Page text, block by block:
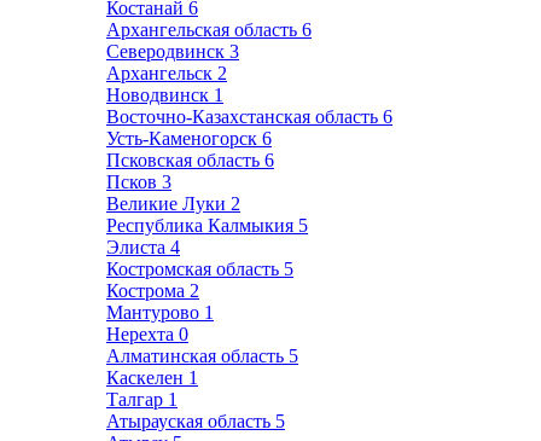
Костанай 6
Архангельская область 6
Северодвинск 3
Архангельск 2
Новодвинск 1
Восточно-Казахстанская область 6
Усть-Каменогорск 6
Псковская область 6
Псков 3
Великие Луки 2
Республика Калмыкия 5
Элиста 4
Костромская область 5
Кострома 2
Мантурово 1
Нерехта 0
Алматинская область 5
Каскелен 1
Талгар 1
Атырауская область 5